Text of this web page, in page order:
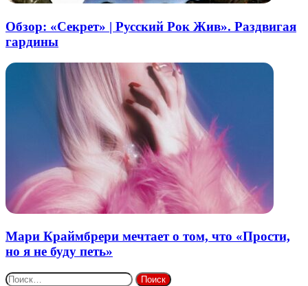
Обзор: «Секрет» | Русский Рок Жив». Раздвигая
гардины
Мари Краймбрери мечтает о том, что «Прости,
но я не буду петь»
Найти: